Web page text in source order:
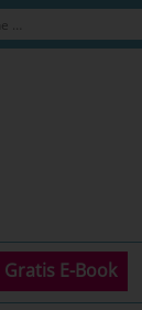
Gratis E-Book